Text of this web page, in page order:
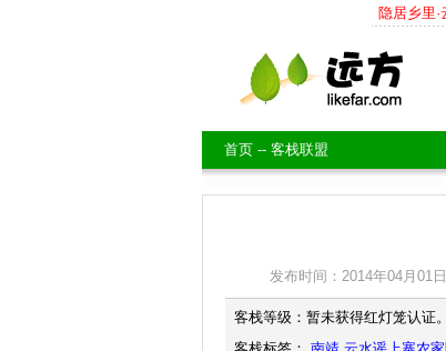
隐居乡里·
首页 -- 客栈联盟
发布时间：2014年04月01日
客栈等级：暂未获得红灯笼认证。